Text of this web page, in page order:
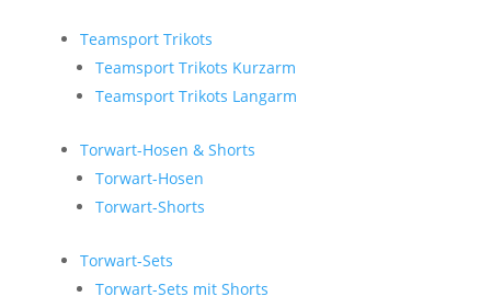
Teamsport Trikots
Teamsport Trikots Kurzarm
Teamsport Trikots Langarm
Torwart-Hosen & Shorts
Torwart-Hosen
Torwart-Shorts
Torwart-Sets
Torwart-Sets mit Shorts